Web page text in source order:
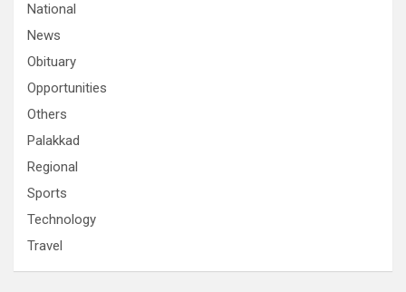
National
News
Obituary
Opportunities
Others
Palakkad
Regional
Sports
Technology
Travel